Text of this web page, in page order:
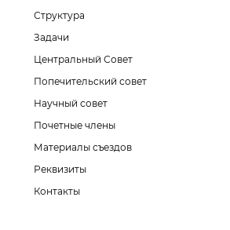
Структура
Задачи
Центральный Совет
Попечительский совет
Научный совет
Почетные члены
Материалы съездов
Реквизиты
Контакты